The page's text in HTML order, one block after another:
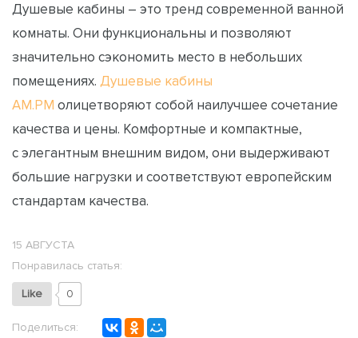
Душевые кабины – это тренд современной ванной
комнаты. Они функциональны и позволяют
значительно сэкономить место в небольших
помещениях. Душевые кабины
AM.PM олицетворяют собой наилучшее сочетание
качества и цены. Комфортные и компактные,
с элегантным внешним видом, они выдерживают
большие нагрузки и соответствуют европейским
стандартам качества.
15 АВГУСТА
Понравилась статья:
Like 0
Поделиться: